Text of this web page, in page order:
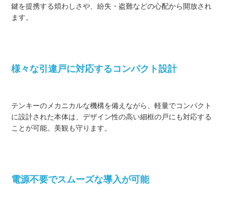
鍵を提携する煩わしさや、紛失・盗難などの心配から開放され
ます。
様々な引違戸に対応するコンパクト設計
テンキーのメカニカルな機構を備えながら、軽量でコンパクト
に設計された本体は、デザイン性の高い細框の戸にも対応する
ことが可能。美観も守ります。
電源不要でスムーズな導入が可能